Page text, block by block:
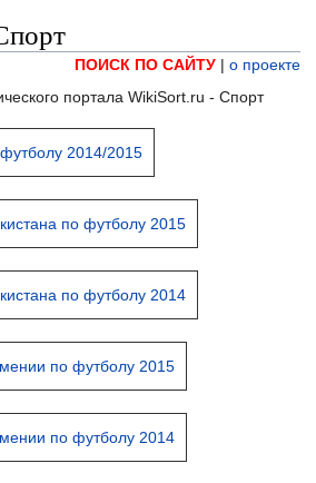
ПОИСК ПО САЙТУ | о проекте
портала WikiSort.ru - Спорт
2014/2015
по футболу 2015
по футболу 2014
по футболу 2015
по футболу 2014